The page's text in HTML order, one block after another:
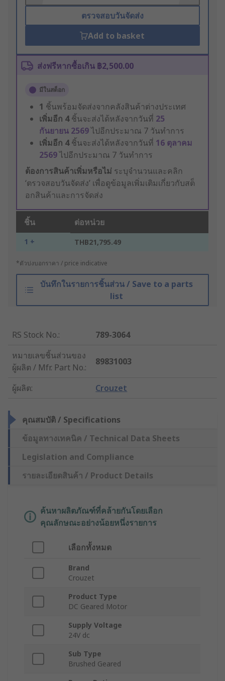
ตรวจสอบวันจัดส่ง
Add to basket
ส่งฟรีหากซื้อเกิน ฿2,500.00
มีในสต็อก
1 ชิ้นพร้อมจัดส่งจากคลังสินค้าต่างประเทศ
เพิ่มอีก 4ชิ้นจะส่งได้หลังจากวันที่ 25
กันยายน 2569ไปอีกประมาณ 7 วันทำการ
เพิ่มอีก 4ชิ้นจะส่งได้หลังจากวันที่ 16 ตุลาคม
2569ไปอีกประมาณ 7 วันทำการ
ต้องการสินค้าเพิ่มหรือไม่ ระบุจำนวนและคลิก
‘ตรวจสอบวันจัดส่ง’ เพื่อดูข้อมูลเพิ่มเติมเกี่ยวกับสต็
อกสินค้าและการจัดส่ง
ชิ้น ต่อหน่วย
1 + THB21,795.49
*ตัวบ่งบอกราคา / price indicative
บันทึกในรายการชิ้นส่วน / Save to a parts
list
RS Stock No.:
789-3064
หมายเลขชิ้นส่วนของ
ผู้ผลิต / Mfr. Part No.:
89831003
ผู้ผลิต: Crouzet
คุณสมบัติ / Specifications
ข้อมูลทางเทคนิค / Technical Data Sheets
Legislation and Compliance
รายละเอียดสินค้า / Product Details
ค้นหาผลิตภัณฑ์ที่คล้ายกันโดยเลือก
คุณลักษณะอย่างน้อยหนึ่งรายการ
เลือกทั้งหมด
Brand
Crouzet
Product Type
DC Geared Motor
Supply Voltage
24V dc
Sub Type
Brushed Geared